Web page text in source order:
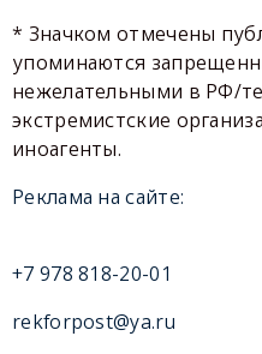
* Значком отмечены
упоминаются
нежелательными в РФ/
экстремистские
иноагенты.
Реклама на сайте:
+7 978 818-20-01
rekforpost@ya.ru